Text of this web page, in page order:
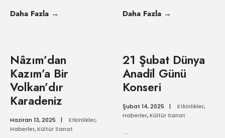
Daha Fazla →
Daha Fazla →
Nâzım’dan
Kazım’a Bir
Volkan’dır
Karadeniz
Haziran 13, 2025 | Etkinlikler,
Haberler,Kültür Sanat
21 Şubat Dünya
Anadil Günü
Konseri
Şubat 14, 2025 | Etkinlikler,
Haberler,Kültür Sanat
...